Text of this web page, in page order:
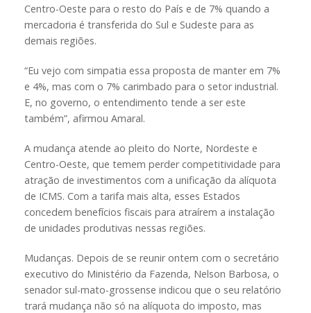
Centro-Oeste para o resto do País e de 7% quando a
mercadoria é transferida do Sul e Sudeste para as
demais regiões.
“Eu vejo com simpatia essa proposta de manter em 7%
e 4%, mas com o 7% carimbado para o setor industrial.
E, no governo, o entendimento tende a ser este
também”, afirmou Amaral.
A mudança atende ao pleito do Norte, Nordeste e
Centro-Oeste, que temem perder competitividade para
atração de investimentos com a unificação da alíquota
de ICMS. Com a tarifa mais alta, esses Estados
concedem benefícios fiscais para atraírem a instalação
de unidades produtivas nessas regiões.
Mudanças. Depois de se reunir ontem com o secretário
executivo do Ministério da Fazenda, Nelson Barbosa, o
senador sul-mato-grossense indicou que o seu relatório
trará mudança não só na alíquota do imposto, mas